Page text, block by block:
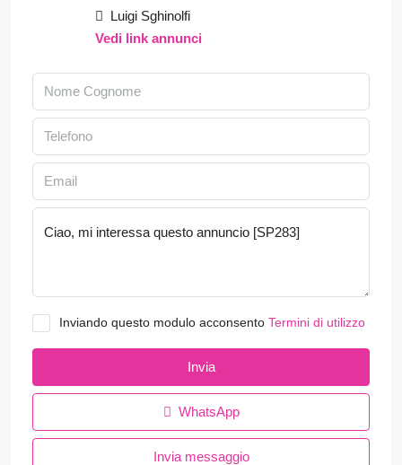
Luigi Sghinolfi
Vedi link annunci
Inviando questo modulo acconsento Termini di utilizzo
Invia
WhatsApp
Invia messaggio